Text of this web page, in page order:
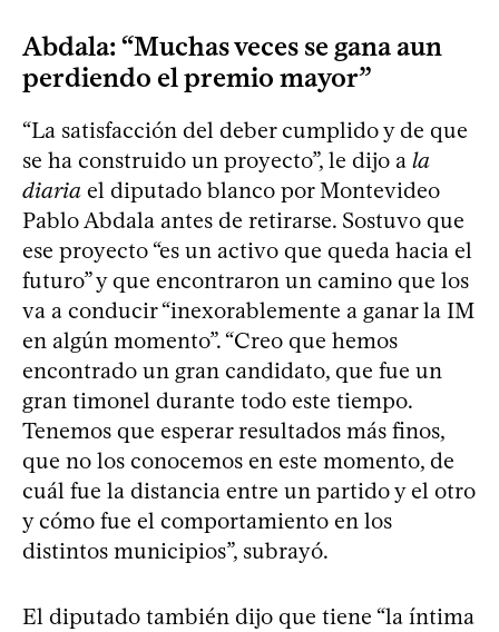
Abdala: “Muchas veces se gana aun
perdiendo el premio mayor”
“La satisfacción del deber cumplido y de que
se ha construido un proyecto”, le dijo a la
diaria el diputado blanco por Montevideo
Pablo Abdala antes de retirarse. Sostuvo que
ese proyecto “es un activo que queda hacia el
futuro” y que encontraron un camino que los
va a conducir “inexorablemente a ganar la IM
en algún momento”. “Creo que hemos
encontrado un gran candidato, que fue un
gran timonel durante todo este tiempo.
Tenemos que esperar resultados más finos,
que no los conocemos en este momento, de
cuál fue la distancia entre un partido y el otro
y cómo fue el comportamiento en los
distintos municipios”, subrayó.
El diputado también dijo que tiene “la íntima